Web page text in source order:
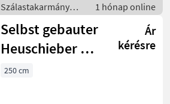
Szálastakarmány
betakarítók / Hegyi
gépesítés
1 hónap online
Selbst gebauter
Heuschieber mit
Silozinken zu
Ár
kérésre
250 cm